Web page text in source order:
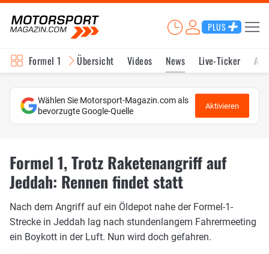
PLUS
Formel 1 Übersicht Videos News Live-Ticker
Wählen Sie Motorsport-Magazin.com als
bevorzugte Google-Quelle
Aktivieren
Formel 1, Trotz Raketenangriff auf
Jeddah: Rennen findet statt
Nach dem Angriff auf ein Öldepot nahe der Formel-1-
Strecke in Jeddah lag nach stundenlangem Fahrermeeting
ein Boykott in der Luft. Nun wird doch gefahren.